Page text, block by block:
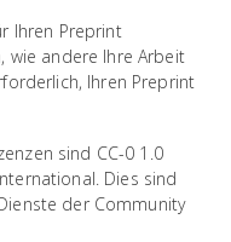
Ihren Preprint
wie andere Ihre Arbeit
Ihren Preprint
sind CC-0 1.0
Dies sind
der Community